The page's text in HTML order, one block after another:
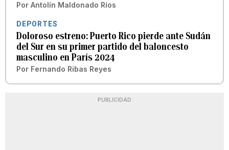
Por Antolín Maldonado Ríos
DEPORTES
Doloroso estreno: Puerto Rico pierde ante Sudán
del Sur en su primer partido del baloncesto
masculino en París 2024
Por Fernando Ribas Reyes
PUBLICIDAD